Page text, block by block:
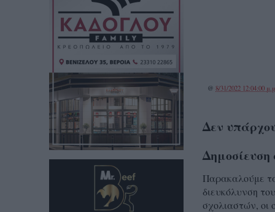
@ 8/31/2022 12:04:00
Δεν
Δημοσίευση
Παρακαλούμε
διευκόλυνση
σχολιαστών, οι